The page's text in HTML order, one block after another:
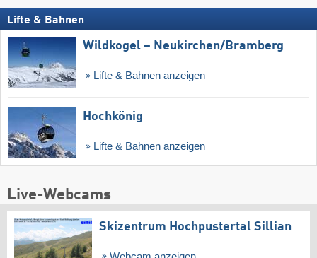
Lifte & Bahnen
Wildkogel – Neukirchen/​Bramberg
Lifte & Bahnen anzeigen
Hochkönig
Lifte & Bahnen anzeigen
Live-Webcams
Skizentrum Hochpustertal Sillian